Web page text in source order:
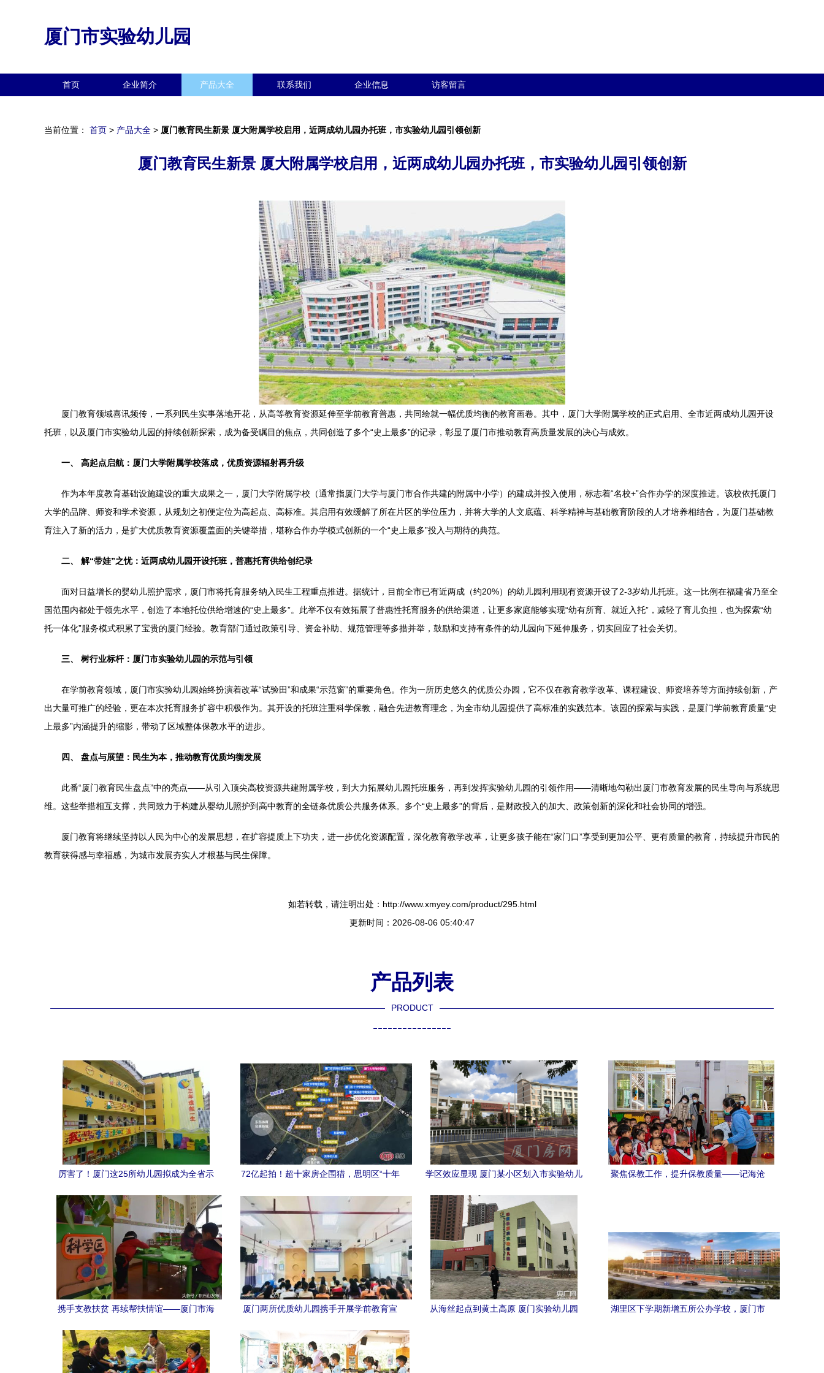
厦门市实验幼儿园
首页 企业简介 产品大全 联系我们 企业信息 访客留言
当前位置： 首页 > 产品大全 > 厦门教育民生新景 厦大附属学校启用，近两成幼儿园办托班，市实验幼儿园引领创新
厦门教育民生新景 厦大附属学校启用，近两成幼儿园办托班，市实验幼儿园引领创新
厦门教育领域喜讯频传，一系列民生实事落地开花，从高等教育资源延伸至学前教育普惠，共同绘就一幅优质均衡的教育画卷。其中，厦门大学附属学校的正式启用、全市近两成幼儿园开设
托班，以及厦门市实验幼儿园的持续创新探索，成为备受瞩目的焦点，共同创造了多个“史上最多”的记录，彰显了厦门市推动教育高质量发展的决心与成效。
一、 高起点启航：厦门大学附属学校落成，优质资源辐射再升级
作为本年度教育基础设施建设的重大成果之一，厦门大学附属学校（通常指厦门大学与厦门市合作共建的附属中小学）的建成并投入使用，标志着“名校+”合作办学的深度推进。该校依托厦门
大学的品牌、师资和学术资源，从规划之初便定位为高起点、高标准。其启用有效缓解了所在片区的学位压力，并将大学的人文底蕴、科学精神与基础教育阶段的人才培养相结合，为厦门基础教
育注入了新的活力，是扩大优质教育资源覆盖面的关键举措，堪称合作办学模式创新的一个“史上最多”投入与期待的典范。
二、 解“带娃”之忧：近两成幼儿园开设托班，普惠托育供给创纪录
面对日益增长的婴幼儿照护需求，厦门市将托育服务纳入民生工程重点推进。据统计，目前全市已有近两成（约20%）的幼儿园利用现有资源开设了2-3岁幼儿托班。这一比例在福建省乃至全
国范围内都处于领先水平，创造了本地托位供给增速的“史上最多”。此举不仅有效拓展了普惠性托育服务的供给渠道，让更多家庭能够实现“幼有所育、就近入托”，减轻了育儿负担，也为探索“幼
托一体化”服务模式积累了宝贵的厦门经验。教育部门通过政策引导、资金补助、规范管理等多措并举，鼓励和支持有条件的幼儿园向下延伸服务，切实回应了社会关切。
三、 树行业标杆：厦门市实验幼儿园的示范与引领
在学前教育领域，厦门市实验幼儿园始终扮演着改革“试验田”和成果“示范窗”的重要角色。作为一所历史悠久的优质公办园，它不仅在教育教学改革、课程建设、师资培养等方面持续创新，产
出大量可推广的经验，更在本次托育服务扩容中积极作为。其开设的托班注重科学保教，融合先进教育理念，为全市幼儿园提供了高标准的实践范本。该园的探索与实践，是厦门学前教育质量“史
上最多”内涵提升的缩影，带动了区域整体保教水平的进步。
四、 盘点与展望：民生为本，推动教育优质均衡发展
此番“厦门教育民生盘点”中的亮点——从引入顶尖高校资源共建附属学校，到大力拓展幼儿园托班服务，再到发挥实验幼儿园的引领作用——清晰地勾勒出厦门市教育发展的民生导向与系统思
维。这些举措相互支撑，共同致力于构建从婴幼儿照护到高中教育的全链条优质公共服务体系。多个“史上最多”的背后，是财政投入的加大、政策创新的深化和社会协同的增强。
厦门教育将继续坚持以人民为中心的发展思想，在扩容提质上下功夫，进一步优化资源配置，深化教育教学改革，让更多孩子能在“家门口”享受到更加公平、更有质量的教育，持续提升市民的
教育获得感与幸福感，为城市发展夯实人才根基与民生保障。
如若转载，请注明出处：http://www.xmyey.com/product/295.html
更新时间：2026-08-06 05:40:47
产品列表
PRODUCT
----------------
厉害了！厦门这25所幼儿园拟成为全省示
72亿起拍！超十家房企围猎，思明区“十年
源成焦点
学区效应显现 厦门某小区划入市实验幼儿
聚焦保教工作，提升保教质量——记海沧
携手支教扶贫 再续帮扶情谊——厦门市海
帮扶活动
厦门两所优质幼儿园携手开展学前教育宣
从海丝起点到黄土高原 厦门实验幼儿园
湖里区下学期新增五所公办学校，厦门市